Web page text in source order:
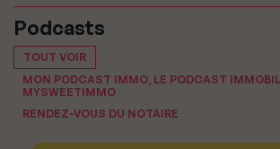
Podcasts
TOUT VOIR
MON PODCAST IMMO, LE PODCAST
MYSWEETIMMO
RENDEZ-VOUS DU NOTAIRE